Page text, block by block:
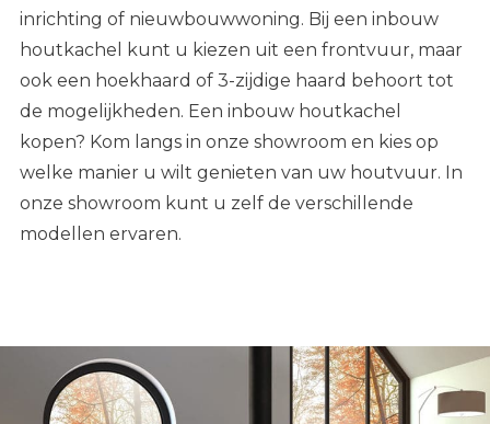
inrichting of nieuwbouwwoning. Bij een inbouw
houtkachel kunt u kiezen uit een frontvuur, maar
ook een hoekhaard of 3-zijdige haard behoort tot
de mogelijkheden. Een inbouw houtkachel
kopen? Kom langs in onze showroom en kies op
welke manier u wilt genieten van uw houtvuur. In
onze showroom kunt u zelf de verschillende
modellen ervaren.